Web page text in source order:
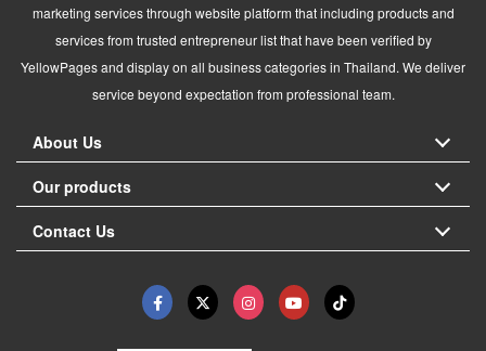
marketing services through website platform that including products and
services from trusted entrepreneur list that have been verified by
YellowPages and display on all business categories in Thailand. We deliver
service beyond expectation from professional team.
About Us
Our products
Contact Us